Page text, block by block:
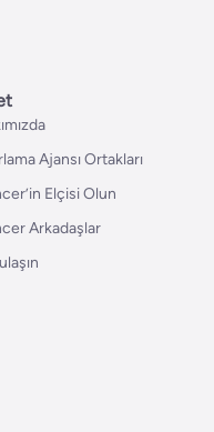
Ajansı Ortakları
Elçisi Olun
Arkadaşlar